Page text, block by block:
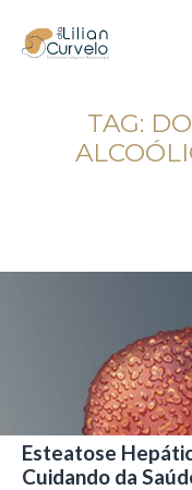
TAG:
Esteatose
Cuidando da